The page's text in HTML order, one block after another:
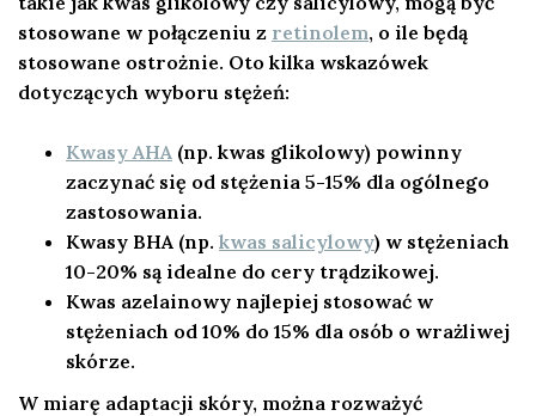
stosowane w połączeniu z retinolem, o ile będą
stosowane ostrożnie. Oto kilka wskazówek
dotyczących wyboru stężeń:
Kwasy AHA (np. kwas glikolowy) powinny
zaczynać się od stężenia 5-15% dla ogólnego
zastosowania.
Kwasy BHA (np. kwas salicylowy) w stężeniach
10-20% są idealne do cery trądzikowej.
Kwas azelainowy najlepiej stosować w
stężeniach od 10% do 15% dla osób o wrażliwej
skórze.
W miarę adaptacji skóry, można rozważyć